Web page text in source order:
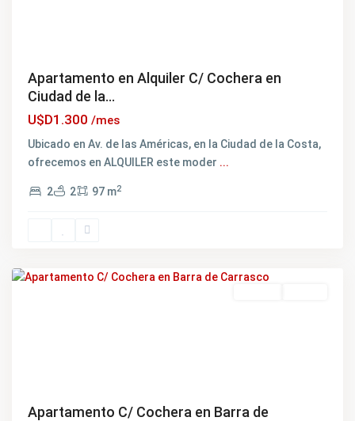
Apartamento en Alquiler C/ Cochera en
Ciudad de la...
U$D1.300 /mes
Ubicado en Av. de las Américas, en la Ciudad de la Costa,
ofrecemos en ALQUILER este moder ...
2 2 97 m2
Barra
de
Carrasco,
de
Apartamento C/ Cochera en Barra de